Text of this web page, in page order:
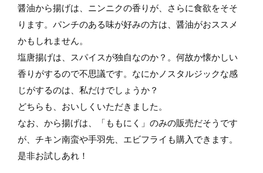
醤油から揚げは、ニンニクの香りが、さらに食欲をそそ
ります。パンチのある味が好みの方は、醤油がおススメ
かもしれません。
塩唐揚げは、スパイスが独自なのか？。何故か懐かしい
香りがするので不思議です。なにかノスタルジックな感
じがするのは、私だけでしょうか？
どちらも、おいしくいただきました。
なお、から揚げは、「ももにく」のみの販売だそうです
が、チキン南蛮や手羽先、エビフライも購入できます。
是非お試しあれ！